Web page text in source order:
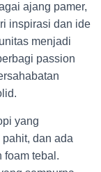
ajang pamer,
inspirasi dan ide
menjadi
passion
yang
dan ada
foam tebal.